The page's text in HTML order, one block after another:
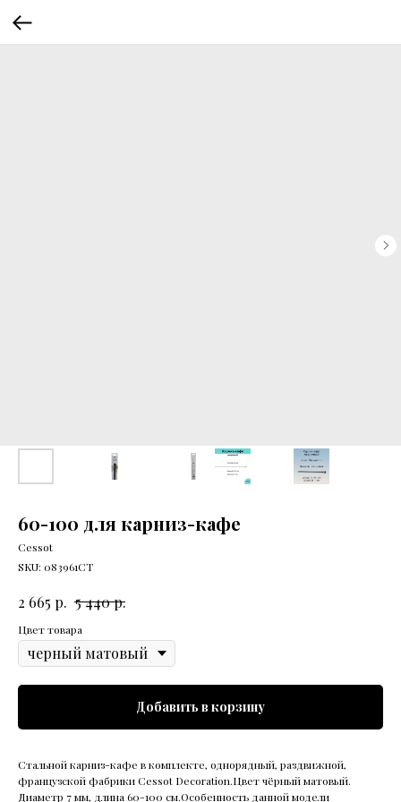
60-100 для карниз-кафе
Cessot
SKU: 083961CT
2 665 р. 5 440р.
Цвет товара
Добавить в корзину
Стальной карниз-кафе в комплекте, однорядный, раздвижной,
французской фабрики Cessot Decoration.Цвет чёрный матовый.
Диаметр 7 мм, длина 60-100 см.Особенность данной модели